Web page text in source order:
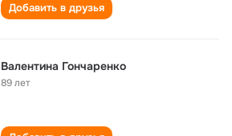
Добавить в друзья
Валентина Гончаренко
89 лет